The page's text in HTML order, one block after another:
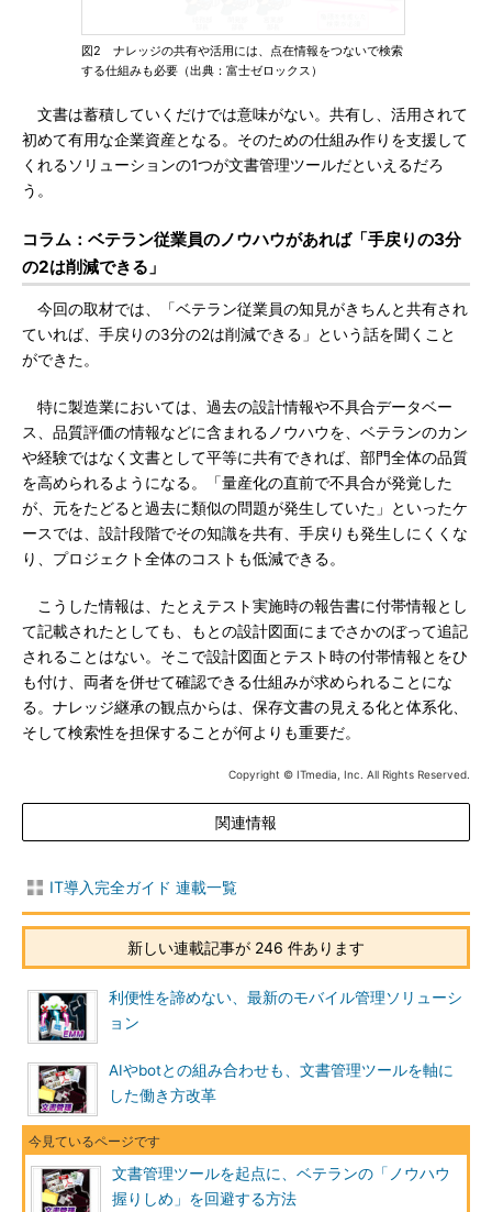
図2 ナレッジの共有や活用には、点在情報をつないで検索
する仕組みも必要（出典：富士ゼロックス）
文書は蓄積していくだけでは意味がない。共有し、活用されて
初めて有用な企業資産となる。そのための仕組み作りを支援して
くれるソリューションの1つが文書管理ツールだといえるだろ
う。
コラム：ベテラン従業員のノウハウがあれば「手戻りの3分
の2は削減できる」
今回の取材では、「ベテラン従業員の知見がきちんと共有され
ていれば、手戻りの3分の2は削減できる」という話を聞くこと
ができた。
特に製造業においては、過去の設計情報や不具合データベー
ス、品質評価の情報などに含まれるノウハウを、ベテランのカン
や経験ではなく文書として平等に共有できれば、部門全体の品質
を高められるようになる。「量産化の直前で不具合が発覚した
が、元をたどると過去に類似の問題が発生していた」といったケ
ースでは、設計段階でその知識を共有、手戻りも発生しにくくな
り、プロジェクト全体のコストも低減できる。
こうした情報は、たとえテスト実施時の報告書に付帯情報とし
て記載されたとしても、もとの設計図面にまでさかのぼって追記
されることはない。そこで設計図面とテスト時の付帯情報とをひ
も付け、両者を併せて確認できる仕組みが求められることにな
る。ナレッジ継承の観点からは、保存文書の見える化と体系化、
そして検索性を担保することが何よりも重要だ。
Copyright © ITmedia, Inc. All Rights Reserved.
関連情報
IT導入完全ガイド 連載一覧
新しい連載記事が 246 件あります
利便性を諦めない、最新のモバイル管理ソリューシ
ョン
AIやbotとの組み合わせも、文書管理ツールを軸に
した働き方改革
文書管理ツールを起点に、ベテランの「ノウハウ
握りしめ」を回避する方法